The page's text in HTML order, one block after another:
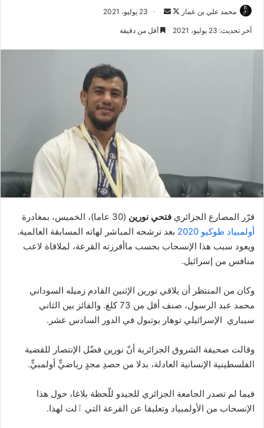
محمد علي بن عمار
تابع
على
أرسل
بريدا
23 يوليو، 2021
آخر تحديث: 23 يوليو، 2021 أقل من دقيقة
قرّر المصارع الجزائري فتحي نورين (30 عاما)، الخميس، بمغادرة
أولمبياد طوكيو 2020
بعد ترشحه المباشر لهاته المسابقة العالمية.
ويعود سبب هذا الإنسحاب بحسب ماأفرزته القرعة، لملاقاة لاعب
منافس من إسرائيل.
وكان من المنتظر أن يلاقي نورين الإثنين القادم زميله السوداني
محمد عبد الرسول، صنف أقل من 73 كلغ. والفائز بين الثاني
سيباري الإسرائيلي توهار بوتبول في الدور السادس عشر.
وقالت صحيفة الشروق الجزائرية أنّ نورين فضّل الإنتصار للقضية
الفلسطينية الإنسانية العادلة، بدلا من حصدِ مجدٍ رياضيٍّ أولمبيٍّ.
فيما لم تصدر الجامعة الجزائري للجيدو للّحظة بلاغا، حول هذا
الإنسحاب من الأولمبياد وتعليقا عن القرعة التي ٱلت لهذا.